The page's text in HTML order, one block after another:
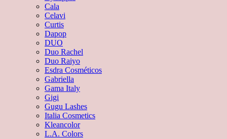
Cala
Celavi
Curtis
Dapop
DUO
Duo Rachel
Duo Raiyo
Esdra Cosméticos
Gabriella
Gama Italy
Gigi
Gugu Lashes
Italia Cosmetics
Kleancolor
L.A. Colors